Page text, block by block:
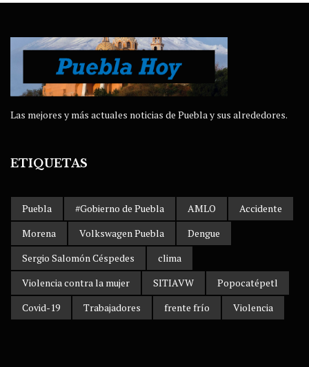
Las mejores y más actuales noticias de Puebla y sus alrededores.
ETIQUETAS
Puebla #Gobierno de Puebla AMLO
Accidente
Morena
Volkswagen Puebla
Dengue
Sergio Salomón Céspedes
clima
Violencia contra la mujer
SITIAVW
Popocatépetl
Covid-19
Trabajadores frente frío Violencia